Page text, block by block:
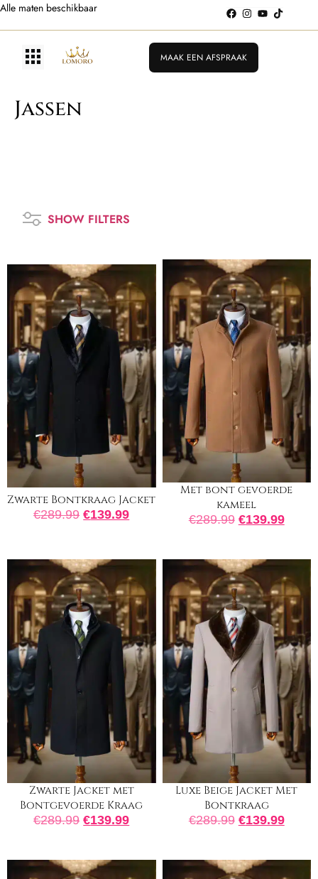
Alle maten beschikbaar
MAAK EEN AFSPRAAK
Jassen
SHOW FILTERS
Zwarte Bontkraag Jacket
€289.99 €139.99
Met bont gevoerde
kameel
€289.99 €139.99
Zwarte Jacket met
Bontgevoerde Kraag
€289.99 €139.99
Luxe Beige Jacket Met
Bontkraag
€289.99 €139.99